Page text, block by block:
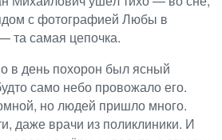
с фотографией Любы в
та самая цепочка.
в день похорон был ясный
само небо провожало его.
но людей пришло много.
даже врачи из поликлиники. И